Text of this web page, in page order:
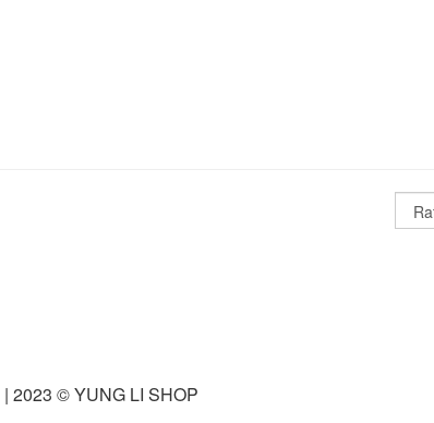
| 2023 © YUNG LI SHOP